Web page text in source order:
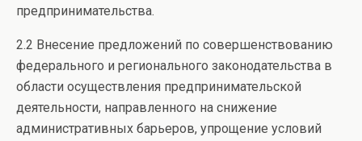
предпринимательства.
2.2 Внесение предложений по совершенствованию
федерального и регионального законодательства в
области осуществления предпринимательской
деятельности, направленного на снижение
административных барьеров, упрощение условий